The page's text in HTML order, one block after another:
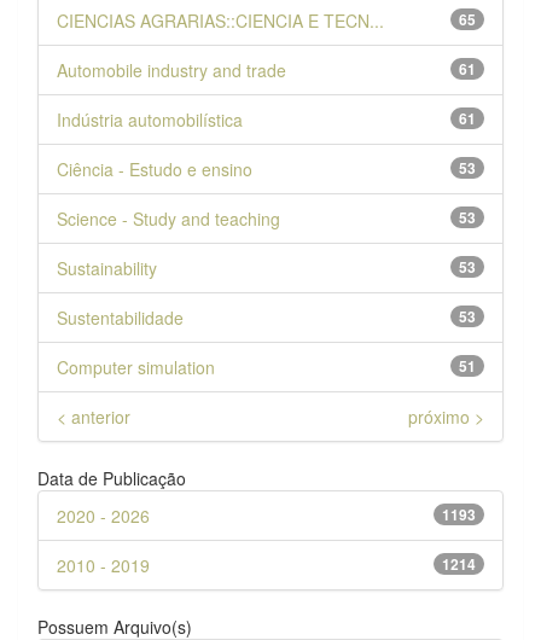
65
CIENCIAS AGRARIAS::CIENCIA E TECN...
61
Automobile industry and trade
61
Indústria automobilística
53
Ciência - Estudo e ensino
53
Science - Study and teaching
53
Sustainability
53
Sustentabilidade
51
Computer simulation
< anterior próximo >
Data de Publicação
1193
2020 - 2026
1214
2010 - 2019
Possuem Arquivo(s)